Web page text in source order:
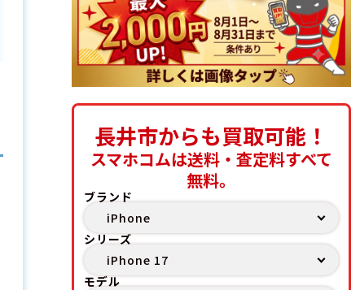
長井市からも買取可能！
スマホコムは送料・査定料すべて
無料。
ブランド
シリーズ
モデル